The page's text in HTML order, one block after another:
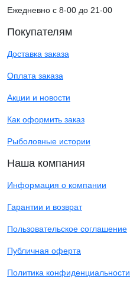
Ежедневно с 8-00 до 21-00
Покупателям
Доставка заказа
Оплата заказа
Акции и новости
Как оформить заказ
Рыболовные истории
Наша компания
Информация о компании
Гарантии и возврат
Пользовательское соглашение
Публичная оферта
Политика конфиденциальности